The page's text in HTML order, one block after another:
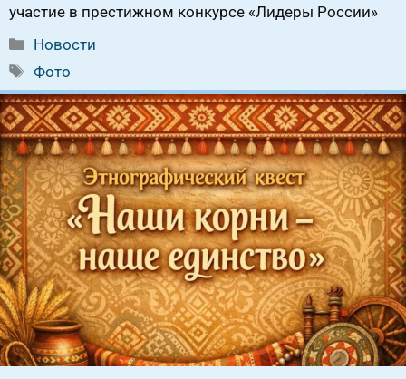
участие в престижном конкурсе «Лидеры России»
Рубрики
Новости
Метки
Фото